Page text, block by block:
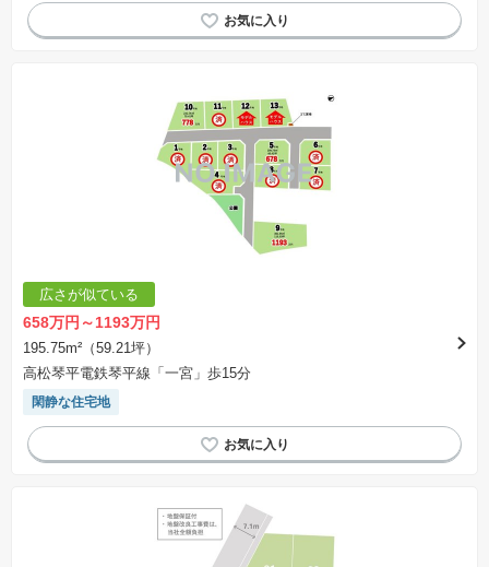
広さが似ている
658万円～1193万円
195.75m²（59.21坪）
高松琴平電鉄琴平線「一宮」歩15分
閑静な住宅地